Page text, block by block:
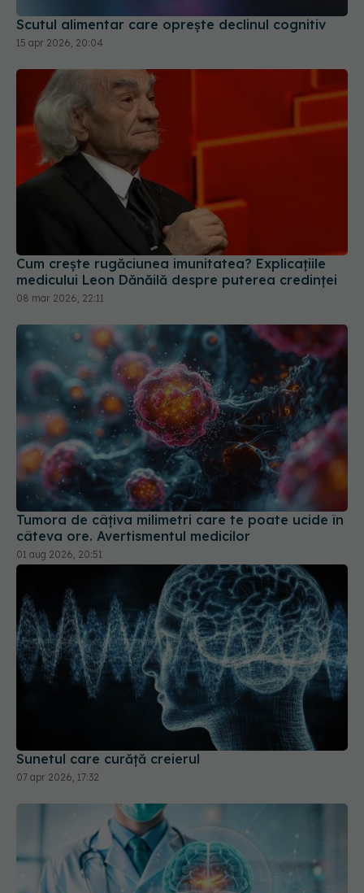
Scutul alimentar care oprește declinul cognitiv
15 apr 2026, 20:04
Cum crește rugăciunea imunitatea? Explicațiile
medicului Leon Dănăilă despre puterea credinței
08 mar 2026, 22:11
Tumora de câțiva milimetri care te poate ucide în
câteva ore. Avertismentul medicilor
01 aug 2026, 20:51
Sunetul care curăță creierul
07 apr 2026, 17:32